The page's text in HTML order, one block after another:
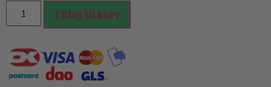
Tilføj til kurv